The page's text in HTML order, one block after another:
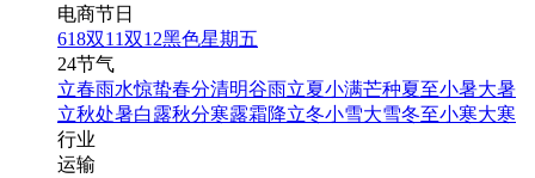
电商节日
618双11双12黑色星期五
24节气
立春雨水惊蛰春分清明谷雨立夏小满芒种夏至小暑大暑
立秋处暑白露秋分寒露霜降立冬小雪大雪冬至小寒大寒
行业
运输